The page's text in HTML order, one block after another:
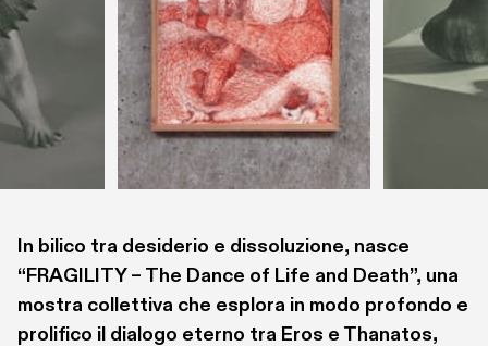
In bilico tra desiderio e dissoluzione, nasce
“FRAGILITY – The Dance of Life and Death”, una
mostra collettiva che esplora in modo profondo e
prolifico il dialogo eterno tra Eros e Thanatos,